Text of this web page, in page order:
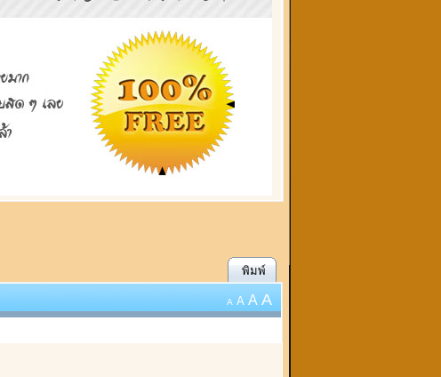
พิมพ์
A A A A